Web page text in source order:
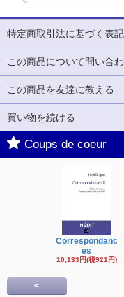
特定商取引法に基づく表
この商品について問い合
この商品を友達に教える
買い物を続ける
Coups de coeur
Correspondanc
es
10,133円(税921円)
<